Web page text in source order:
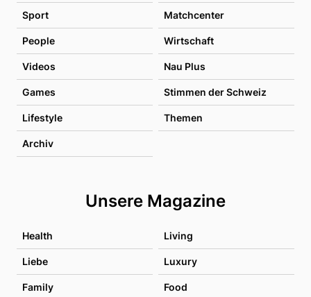
Sport Matchcenter
People Wirtschaft
Videos Nau Plus
Games Stimmen der Schweiz
Lifestyle Themen
Archiv
Unsere Magazine
Health Living
Liebe Luxury
Family Food